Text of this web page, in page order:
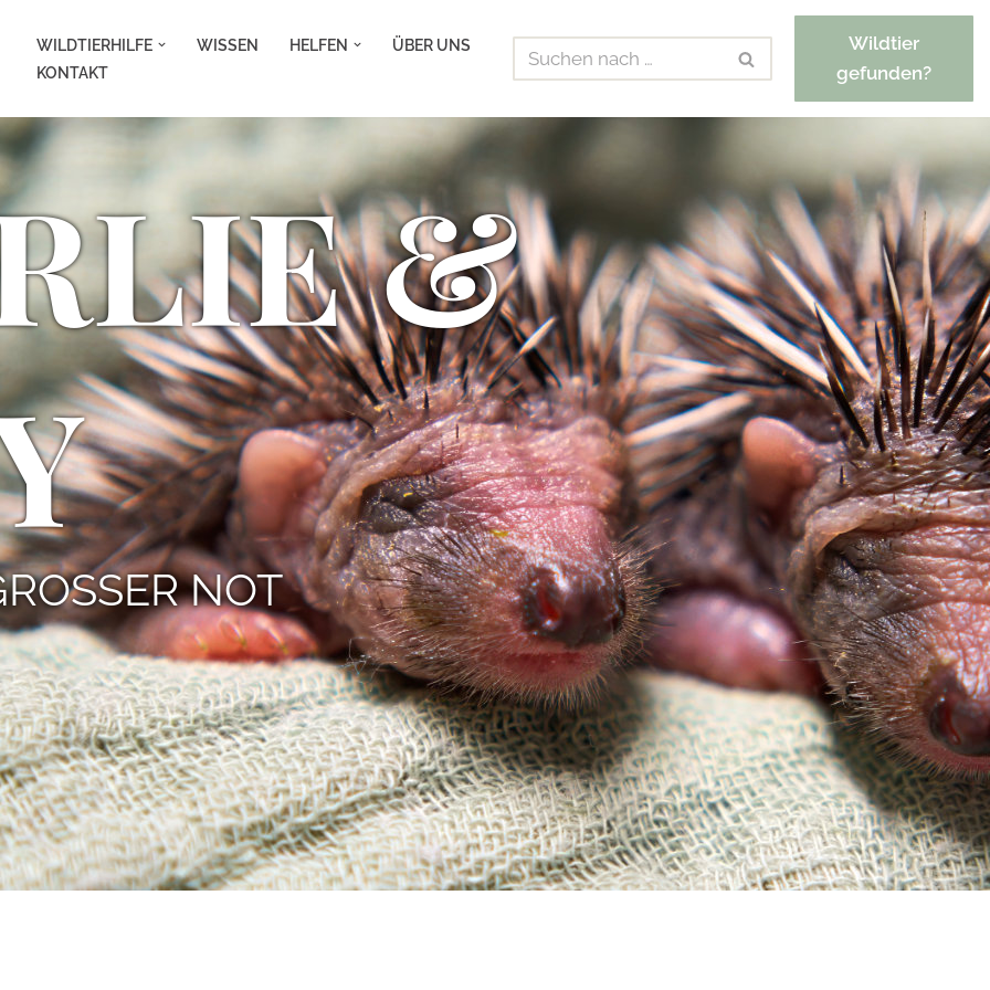
WILDTIERHILFE WISSEN HELFEN
ÜBER UNS
KONTAKT
Wildtier
gefunden?
&
NOT